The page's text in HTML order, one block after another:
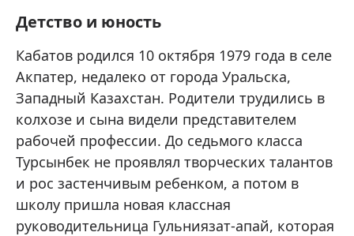
Детство и юность
Кабатов родился 10 октября 1979 года в селе
Акпатер, недалеко от города Уральска,
Западный Казахстан. Родители трудились в
колхозе и сына видели представителем
рабочей профессии. До седьмого класса
Турсынбек не проявлял творческих талантов
и рос застенчивым ребенком, а потом в
школу пришла новая классная
руководительница Гульниязат-апай, которая